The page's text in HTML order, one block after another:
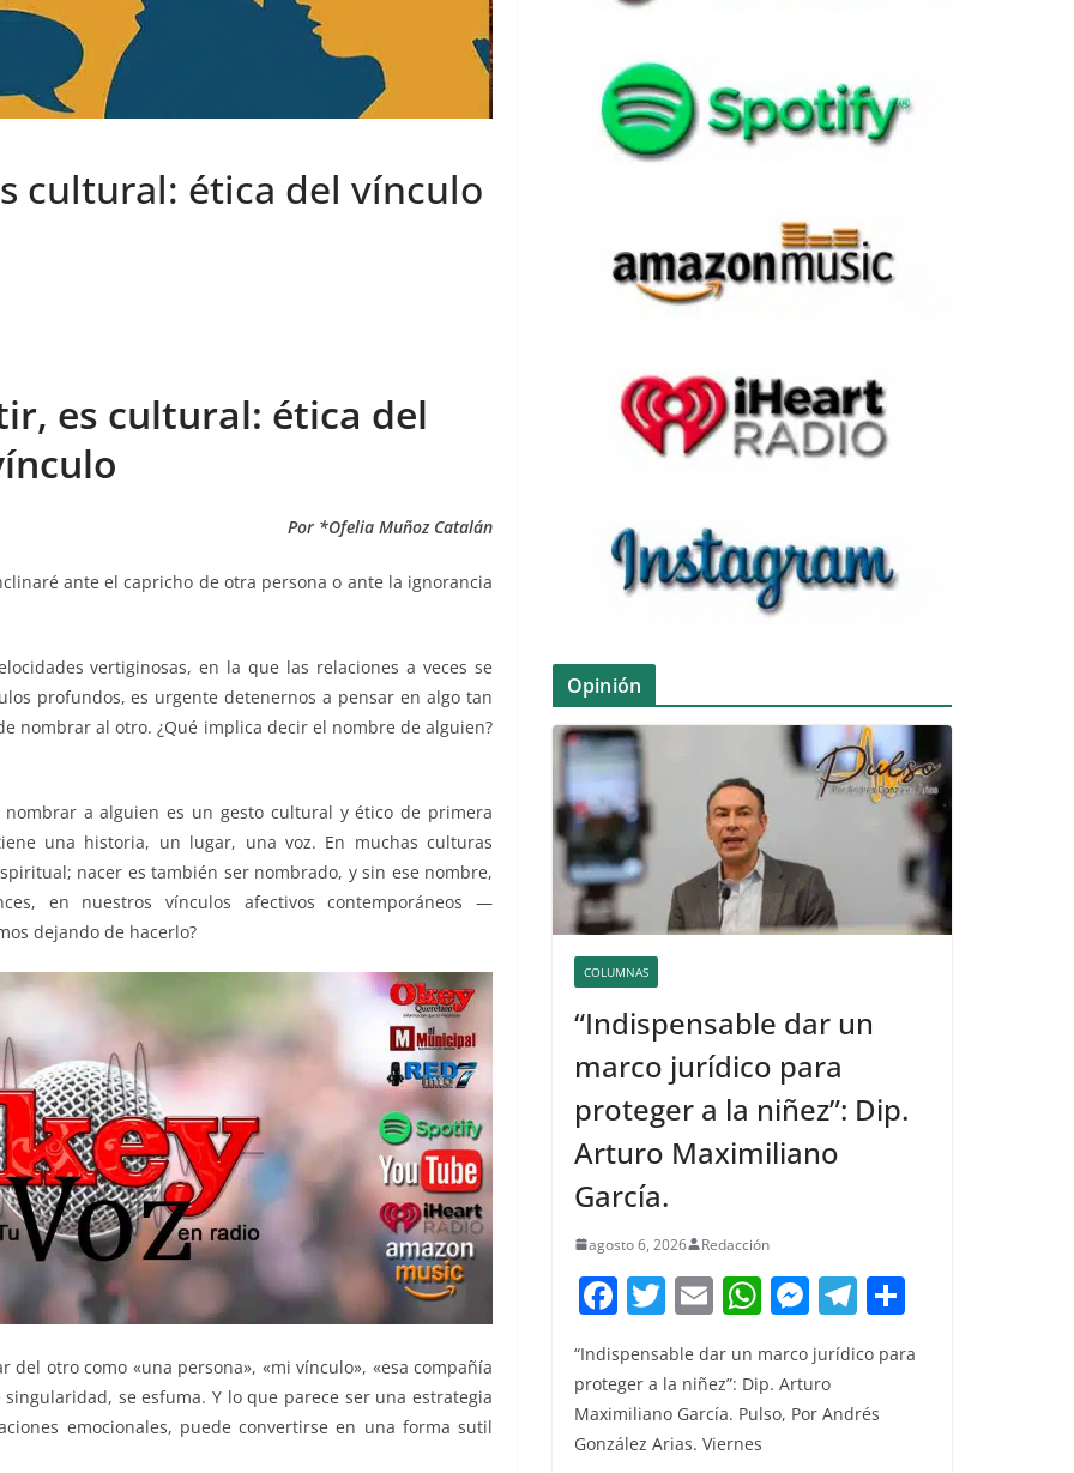
cultural: ética del vínculo
es cultural: ética del
Por *Ofelia Muñoz Catalán
ante el capricho de otra persona o ante la ignorancia
vertiginosas, en la que las relaciones a veces se
profundos, es urgente detenernos a pensar en algo tan
nombrar al otro. ¿Qué implica decir el nombre de alguien?
a alguien es un gesto cultural y ético de primera
una historia, un lugar, una voz. En muchas culturas
nacer es también ser nombrado, y sin ese nombre,
en nuestros vínculos afectivos contemporáneos —
dejando de hacerlo?
del otro como «una persona», «mi vínculo», «esa compañía
se esfuma. Y lo que parece ser una estrategia
emocionales, puede convertirse en una forma sutil
Opinión
COLUMNAS
“Indispensable dar un
marco jurídico para
proteger a la niñez”: Dip.
Arturo Maximiliano
García.
agosto 6, 2026 Redacción
F
c
e
b
T
w
itt
er
E
ai
l
W
at
s
M
e
ss
e
T
e
gr
m
“Indispensable dar un marco jurídico para
proteger a la niñez”: Dip. Arturo
Maximiliano García. Pulso, Por Andrés
González Arias. Viernes